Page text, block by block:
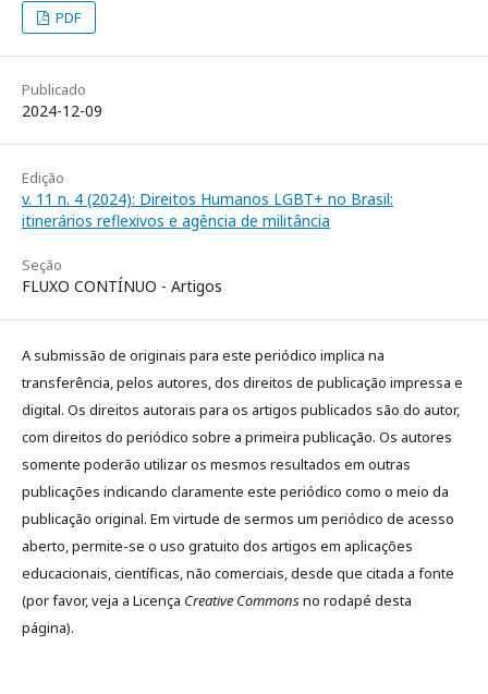
PDF
Publicado
2024-12-09
Edição
v. 11 n. 4 (2024): Direitos Humanos LGBT+ no Brasil:
itinerários reflexivos e agência de militância
Seção
FLUXO CONTÍNUO - Artigos
A submissão de originais para este periódico implica na
transferência, pelos autores, dos direitos de publicação impressa e
digital. Os direitos autorais para os artigos publicados são do autor,
com direitos do periódico sobre a primeira publicação. Os autores
somente poderão utilizar os mesmos resultados em outras
publicações indicando claramente este periódico como o meio da
publicação original. Em virtude de sermos um periódico de acesso
aberto, permite-se o uso gratuito dos artigos em aplicações
educacionais, científicas, não comerciais, desde que citada a fonte
(por favor, veja a Licença Creative Commonsno rodapé desta
página).